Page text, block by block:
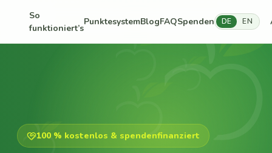
So
funktioniert’s
PunktesystemBlogFAQSpenden DE EN
100 % kostenlos & spendenfinanziert